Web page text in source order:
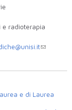
e radioterapia
e di Laurea